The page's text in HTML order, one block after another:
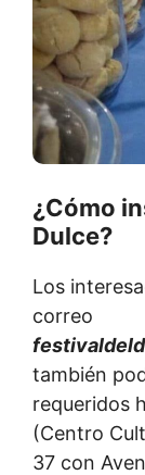
¿Cómo
Dulce?
Los
correo
también
requeridos
(Centro
37 con